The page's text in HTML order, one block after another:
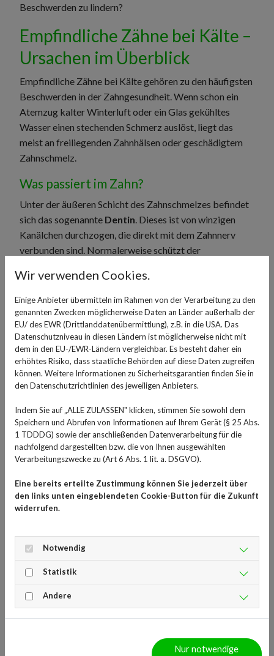
Beschwerden zu lindern?
Empfindliche Zähne bei Kälte –
Ursachen im Überblick
Empfindliche Zähne bei Kälte gehören zu den häufigsten
Beschwerden in der Zahngesundheit. Wenn schon ein
Atemzug kalter Winterluft oder ein Glas gekühltes
Wasser einen stechenden Schmerz auslöst, liegt das
meist an freiliegenden Zahnhälsen oder geschädigtem
Zahnschmelz.
Was passiert im Zahn?
Unter der äußeren Schicht des Zahnschmelzes befindet
sich das sogenannte Dentin . Dieses ist von winzigen
Kanälchen durchzogen, die direkt mit dem Zahnnerv
verbunden sind. Normalerweise schützt der
Zahnfleisch zurück, liegen die Dentinkanälchen offen.
Kälte wirkt dann besonders intensiv: Der
Temperaturreiz wird unmittelbar an den Zahnnerv
weitergeleitet – das typische kurze, stechende „Ziehen“
entsteht.
bei Kälte
Empfindliche Zähne bei Kälte entstehen meist nicht
plötzlich, sondern entwickeln sich schleichend. Oft
wirken mehrere Faktoren zusammen, die den
schützenden Zahnschmelz schwächen oder das
Wir verwenden Cookies.
Einige Anbieter übermitteln im Rahmen von der Verarbeitung zu den
genannten Zwecken möglicherweise Daten an Länder außerhalb der
EU/ des EWR (Drittlanddatenübermittlung), z.B. in die USA. Das
Datenschutzniveau in diesen Ländern ist möglicherweise nicht mit
dem in den EU-/EWR-Ländern vergleichbar. Es besteht daher ein
erhöhtes Risiko, dass staatliche Behörden auf diese Daten zugreifen
können. Weitere Informationen zu Sicherheitsgarantien finden Sie in
den Datenschutzrichtlinien des jeweiligen Anbieters.
Indem Sie auf „ALLE ZULASSEN" klicken, stimmen Sie sowohl dem
Speichern und Abrufen von Informationen auf Ihrem Gerät (§ 25 Abs.
1 TDDDG) sowie der anschließenden Datenverarbeitung für die
nachfolgend dargestellten bzw. die von Ihnen ausgewählten
Verarbeitungszwecke zu (Art 6 Abs. 1 lit. a. DSGVO).
Eine bereits erteilte Zustimmung können Sie jederzeit über
den links unten eingeblendeten Cookie-Button für die Zukunft
widerrufen.
Notwendig
Statistik
Andere
Nur notwendige